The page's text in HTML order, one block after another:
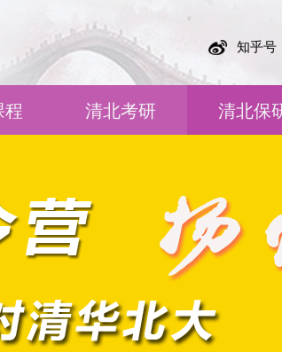
知乎号
程 清北考研 清北保